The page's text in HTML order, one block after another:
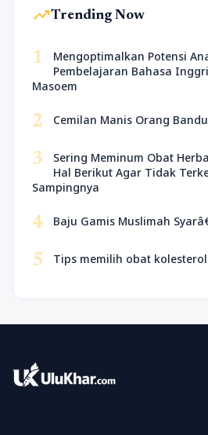
trending_upTrending Now
1
Mengoptimalkan Potensi
Pembelajaran Bahasa
Masoem
2 Cemilan Manis Orang
3
Sering Meminum Obat
Hal Berikut Agar Tidak
Sampingnya
4 Baju Gamis Muslimah
5 Tips memilih obat